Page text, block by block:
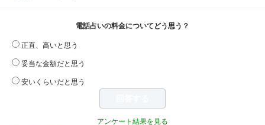
電話占いの料金についてどう思う？
正直、高いと思う
妥当な金額だと思う
安いくらいだと思う
アンケート結果を見る